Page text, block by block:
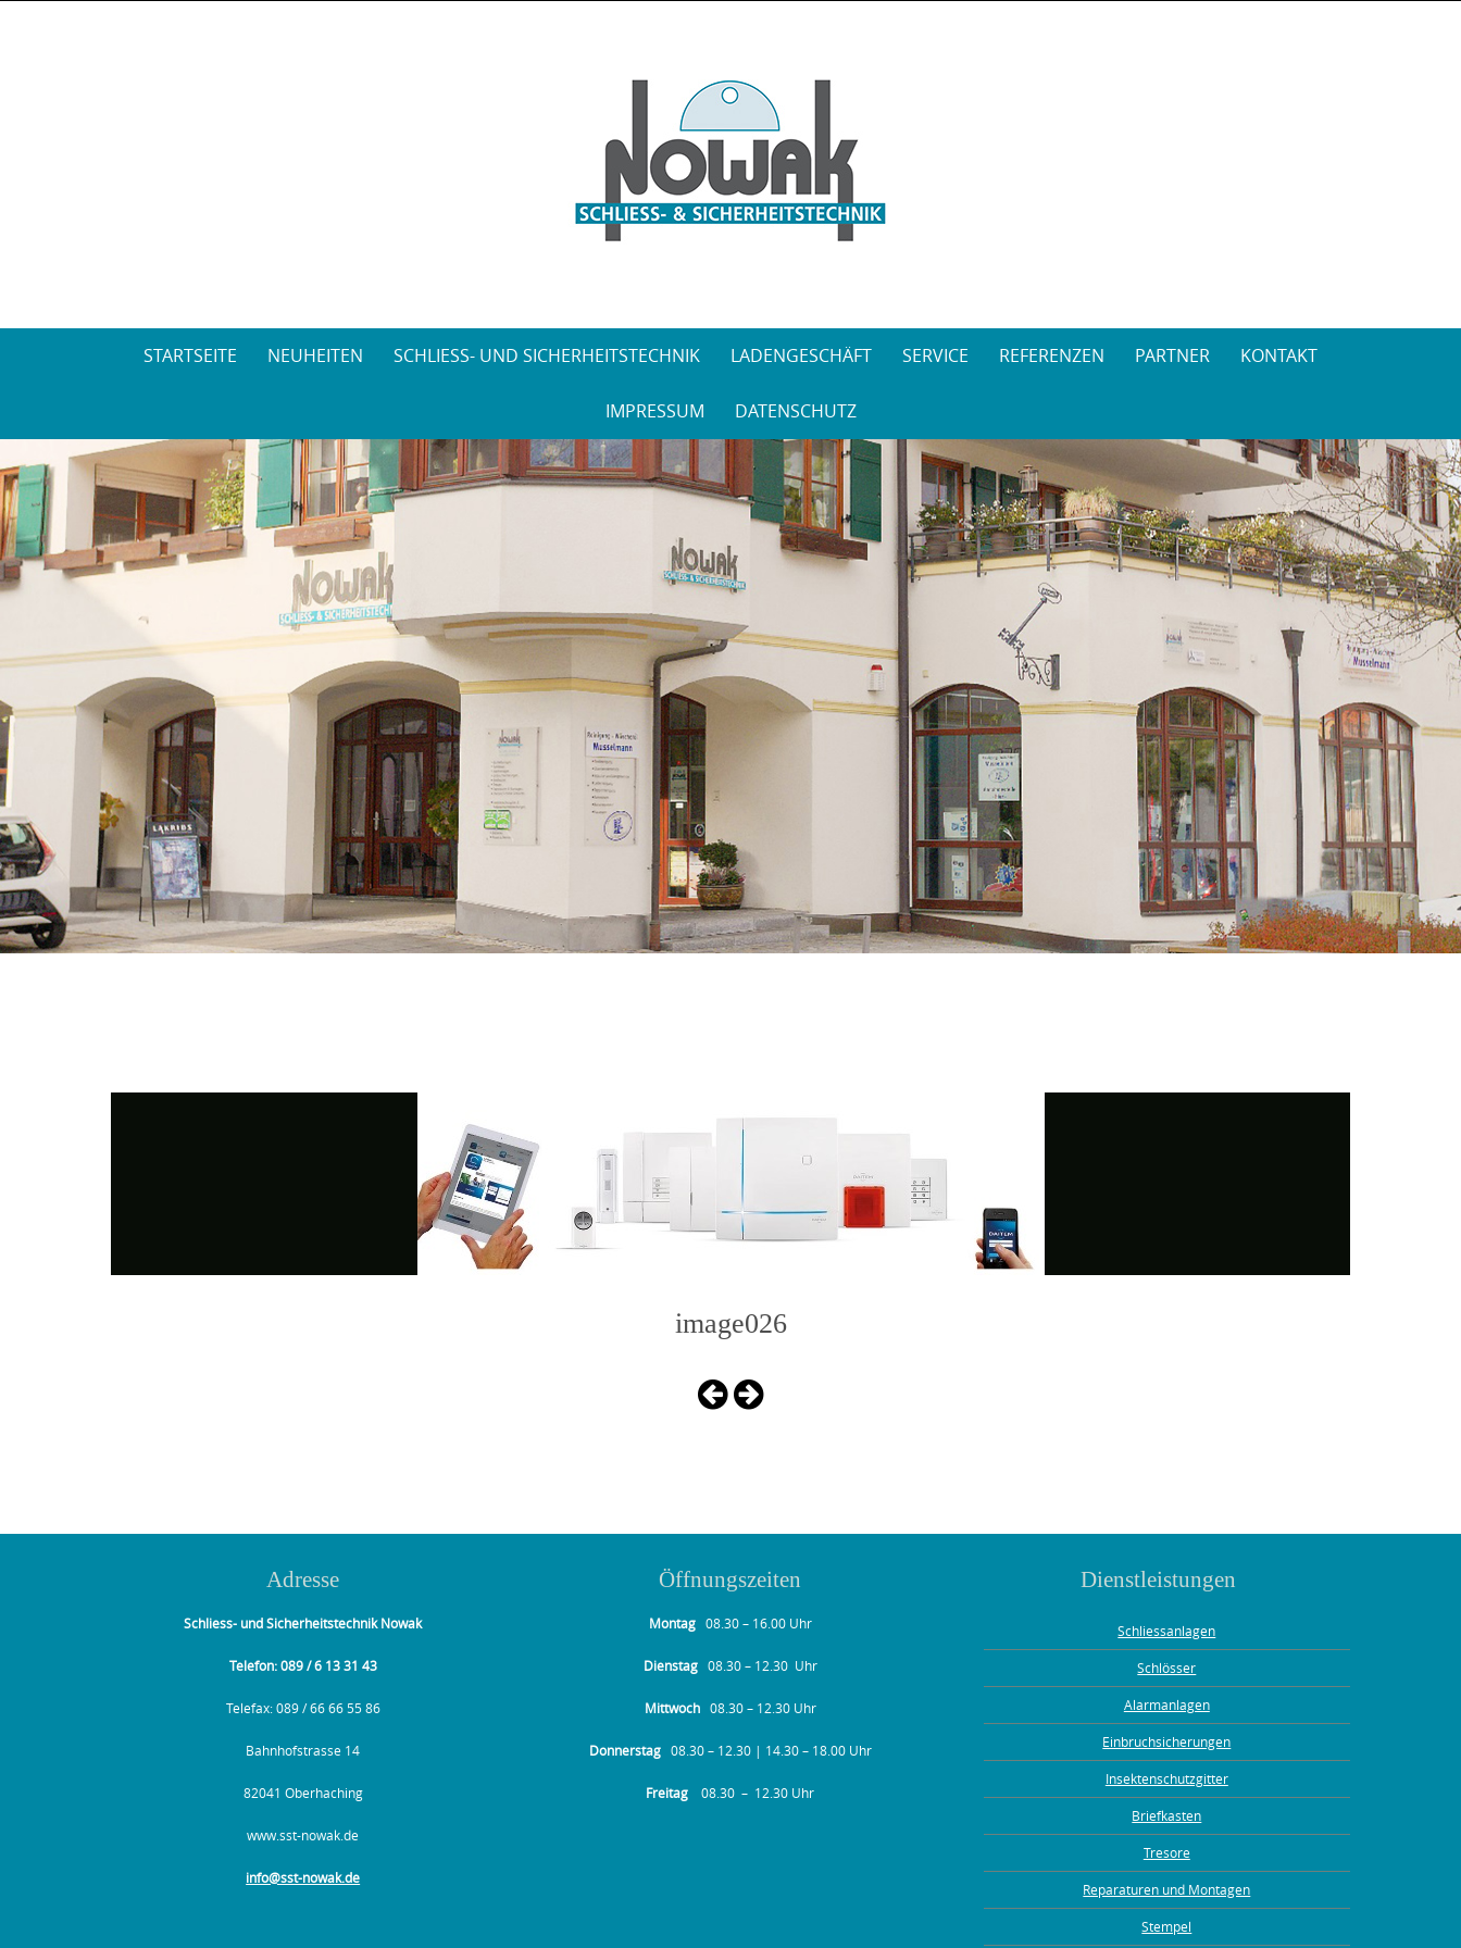
STARTSEITE NEUHEITEN SCHLIESS- UND SICHERHEITSTECHNIK LADENGESCHÄFT SERVICE REFERENZEN PARTNER KONTAKT
IMPRESSUM DATENSCHUTZ
image026
Adresse
Schliess- und Sicherheitstechnik Nowak
Telefon: 089 / 6 13 31 43
Telefax: 089 / 66 66 55 86
Bahnhofstrasse 14
82041 Oberhaching
www.sst-nowak.de
info@sst-nowak.de
Öffnungszeiten
Montag08.30 – 16.00 Uhr
Dienstag08.30 – 12.30 Uhr
Mittwoch08.30 – 12.30 Uhr
Donnerstag08.30 – 12.30 | 14.30 – 18.00 Uhr
Freitag 08.30 – 12.30 Uhr
Dienstleistungen
Schliessanlagen
Schlösser
Alarmanlagen
Einbruchsicherungen
Insektenschutzgitter
Briefkasten
Tresore
Reparaturen und Montagen
Stempel